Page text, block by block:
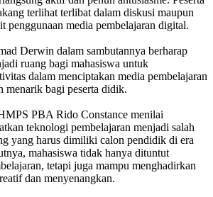
terlihat terlibat dalam diskusi maupun
penggunaan media pembelajaran digital.
Derwin dalam sambutannya berharap
ruang bagi mahasiswa untuk
dalam menciptakan media pembelajaran
menarik bagi peserta didik.
PBA Rido Constance menilai
teknologi pembelajaran menjadi salah
yang harus dimiliki calon pendidik di era
mahasiswa tidak hanya dituntut
tetapi juga mampu menghadirkan
dan menyenangkan.